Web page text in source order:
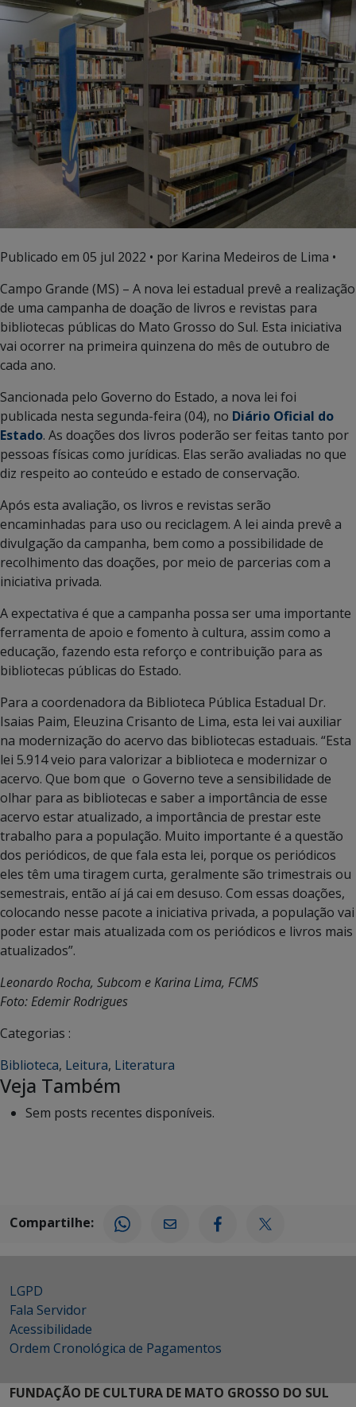
Publicado em 05 jul 2022 • por Karina Medeiros de Lima •
Campo Grande (MS) – A nova lei estadual prevê a realização
de uma campanha de doação de livros e revistas para
bibliotecas públicas do Mato Grosso do Sul. Esta iniciativa
vai ocorrer na primeira quinzena do mês de outubro de
cada ano.
Sancionada pelo Governo do Estado, a nova lei foi
publicada nesta segunda-feira (04), no Diário Oficial do
Estado. As doações dos livros poderão ser feitas tanto por
pessoas físicas como jurídicas. Elas serão avaliadas no que
diz respeito ao conteúdo e estado de conservação.
Após esta avaliação, os livros e revistas serão
encaminhadas para uso ou reciclagem. A lei ainda prevê a
divulgação da campanha, bem como a possibilidade de
recolhimento das doações, por meio de parcerias com a
iniciativa privada.
A expectativa é que a campanha possa ser uma importante
ferramenta de apoio e fomento à cultura, assim como a
educação, fazendo esta reforço e contribuição para as
bibliotecas públicas do Estado.
Para a coordenadora da Biblioteca Pública Estadual Dr.
Isaias Paim, Eleuzina Crisanto de Lima, esta lei vai auxiliar
na modernização do acervo das bibliotecas estaduais. “Esta
lei 5.914 veio para valorizar a biblioteca e modernizar o
acervo. Que bom que o Governo teve a sensibilidade de
olhar para as bibliotecas e saber a importância de esse
acervo estar atualizado, a importância de prestar este
trabalho para a população. Muito importante é a questão
dos periódicos, de que fala esta lei, porque os periódicos
eles têm uma tiragem curta, geralmente são trimestrais ou
semestrais, então aí já cai em desuso. Com essas doações,
colocando nesse pacote a iniciativa privada, a população vai
poder estar mais atualizada com os periódicos e livros mais
atualizados”.
Leonardo Rocha, Subcom e Karina Lima, FCMS
Foto: Edemir Rodrigues
Categorias :
Biblioteca, Leitura, Literatura
Veja Também
Sem posts recentes disponíveis.
Compartilhe:
LGPD
Fala Servidor
Acessibilidade
Ordem Cronológica de Pagamentos
FUNDAÇÃO DE CULTURA DE MATO GROSSO DO SUL